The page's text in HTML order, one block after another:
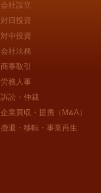
会社設立
対日投資
対中投資
会社法務
商事取引
労務人事
訴訟・仲裁
企業買収・提携（M&A）
撤退・移転・事業再生